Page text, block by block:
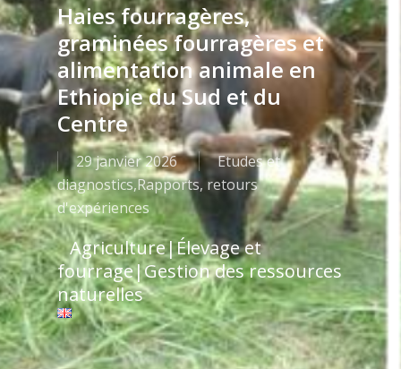
Haies fourragères,
graminées fourragères et
alimentation animale en
Ethiopie du Sud et du
Centre
29 janvier 2026
Etudes et
diagnostics,Rapports, retours
d'expériences
Agriculture|Élevage et
fourrage|Gestion des ressources
naturelles